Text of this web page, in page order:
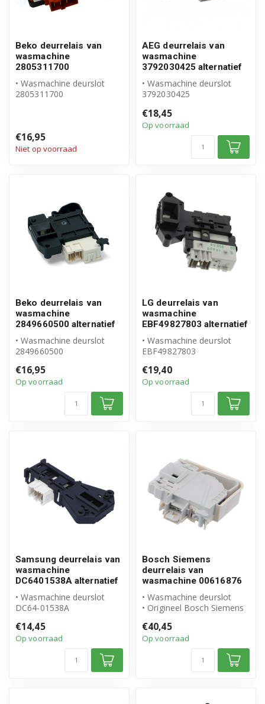
Beko deurrelais van
wasmachine
2805311700
• Wasmachine deurslot
2805311700
€16,95
Niet op voorraad
AEG deurrelais van
wasmachine
3792030425 alternatief
• Wasmachine deurslot
3792030425
€18,45
Op voorraad
Beko deurrelais van
wasmachine
2849660500 alternatief
• Wasmachine deurslot
2849660500
• Hoogwaardig alternatie...
€16,95
Op voorraad
LG deurrelais van
wasmachine
EBF49827803 alternatief
• Wasmachine deurslot
EBF49827803
• Hoogwaardig alternatief...
€19,40
Op voorraad
Samsung deurrelais van
wasmachine
DC6401538A alternatief
• Wasmachine deurslot
DC64-01538A
• Hoogwaardig altern...
€14,45
Op voorraad
Bosch Siemens
deurrelais van
wasmachine 00616876
• Wasmachine deurslot
• Origineel Bosch Siemens
• Artikelnummer: 00616...
€40,45
Op voorraad